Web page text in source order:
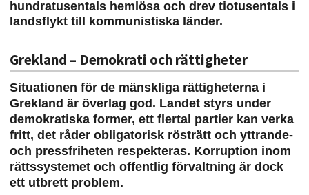
hundratusentals hemlösa och drev tiotusentals i
landsflykt till kommunistiska länder.
Grekland – Demokrati och rättigheter
Situationen för de mänskliga rättigheterna i
Grekland är överlag god. Landet styrs under
demokratiska former, ett flertal partier kan verka
fritt, det råder obligatorisk rösträtt och yttrande-
och pressfriheten respekteras. Korruption inom
rättssystemet och offentlig förvaltning är dock
ett utbrett problem.